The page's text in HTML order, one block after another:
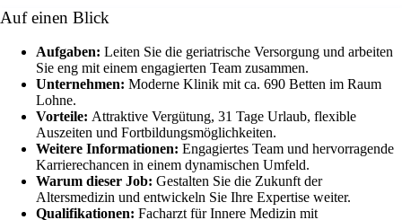
Auf einen Blick
Aufgaben: Leiten Sie die geriatrische Versorgung und arbeiten
Sie eng mit einem engagierten Team zusammen.
Unternehmen: Moderne Klinik mit ca. 690 Betten im Raum
Lohne.
Vorteile: Attraktive Vergütung, 31 Tage Urlaub, flexible
Auszeiten und Fortbildungsmöglichkeiten.
Weitere Informationen: Engagiertes Team und hervorragende
Karrierechancen in einem dynamischen Umfeld.
Warum dieser Job: Gestalten Sie die Zukunft der
Altersmedizin und entwickeln Sie Ihre Expertise weiter.
Qualifikationen: Facharzt für Innere Medizin mit